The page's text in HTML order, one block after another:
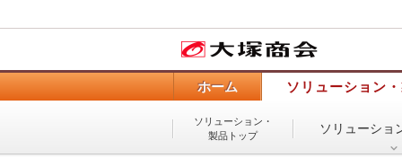
ホーム ソリューション
ソリューション・
製品トップ
ソリューショ